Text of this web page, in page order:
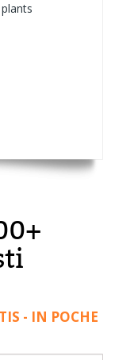
- IN POCHE